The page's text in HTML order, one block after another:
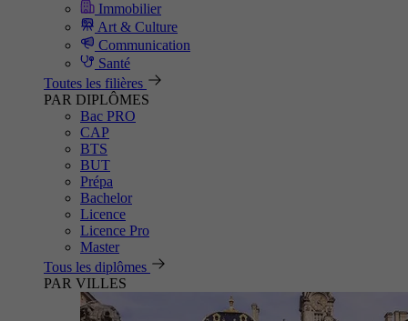
Immobilier
Art & Culture
Communication
Santé
Toutes les filières
PAR DIPLÔMES
Bac PRO
CAP
BTS
BUT
Prépa
Bachelor
Licence
Licence Pro
Master
Tous les diplômes
PAR VILLES